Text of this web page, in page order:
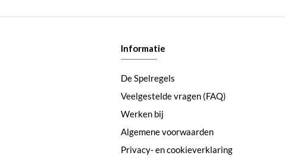
Informatie
De Spelregels
Veelgestelde vragen (FAQ)
Werken bij
Algemene voorwaarden
Privacy- en cookieverklaring